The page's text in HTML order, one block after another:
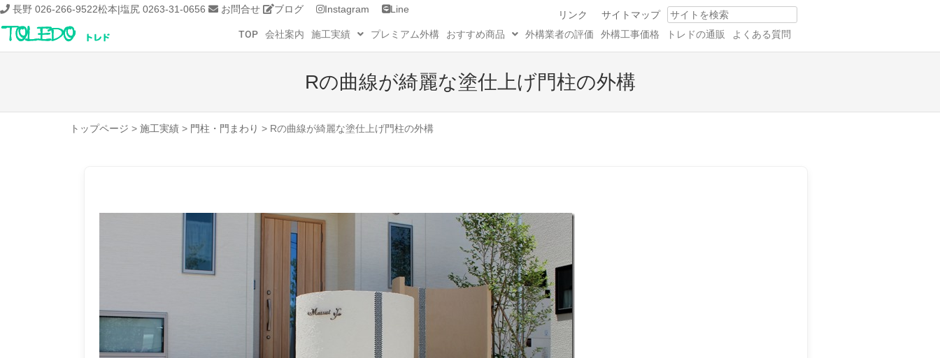
長野 026-266-9522松本|塩尻 0263-31-0656 お問合せ ブログ Instagram Line Search
サイトマップ
リンク
TOP
会社案内 施工実績 プレミアム外構 おすすめ商品 外構業者の評価 外構工事価格 トレドの通販 よくある質問
Rの曲線が綺麗な塗仕上げ門柱の外構
トップページ > 施工実績 > 門柱・門まわり > Rの曲線が綺麗な塗仕上げ門柱の外構